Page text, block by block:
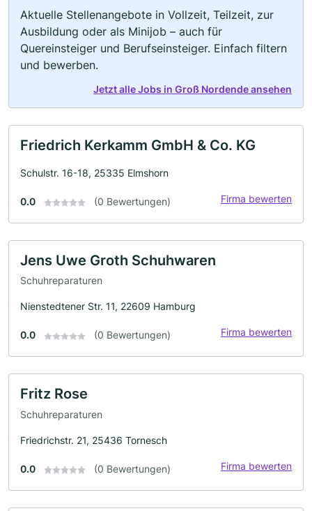
Aktuelle Stellenangebote in Vollzeit, Teilzeit, zur
Ausbildung oder als Minijob – auch für
Quereinsteiger und Berufseinsteiger. Einfach filtern
und bewerben.
Jetzt alle Jobs in Groß Nordende ansehen
Friedrich Kerkamm GmbH & Co. KG
Schulstr. 16-18, 25335 Elmshorn
0.0 (0 Bewertungen) Firma bewerten
Jens Uwe Groth Schuhwaren
Schuhreparaturen
Nienstedtener Str. 11, 22609 Hamburg
0.0 (0 Bewertungen) Firma bewerten
Fritz Rose
Schuhreparaturen
Friedrichstr. 21, 25436 Tornesch
0.0 (0 Bewertungen) Firma bewerten